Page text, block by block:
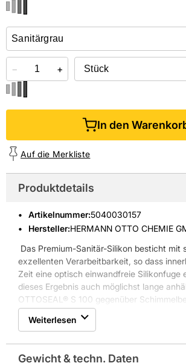
Online kaufen &
− +
In den
Auf die Merkliste
Produktdetails
Artikelnummer:5040030157
Hersteller:HERMANN OTTO CHEMIE
Das Premium-Sanitär-Silikon besticht mit
exzellenten Verarbeitbarkeit, so dass
Zeit eine optisch einwandfreie Silikonfuge
dieses Ergebnis auch möglichst lange
OTTOSEAL® S 100 gegenüber
Bakterien besonders widerstandsfähig und
gute Witterungs-, Alterungs- und UV-
Weiterlesen
Gewicht & techn. Daten